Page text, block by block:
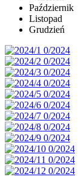
Październik
Listopad
Grudzień